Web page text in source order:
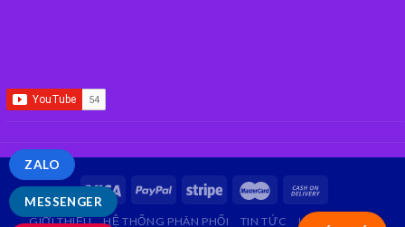
GIỚI THIỆU HỆ THỐNG PHÂN PHỐI TIN TỨC LIÊN HỆ
MESSENGER
ZALO